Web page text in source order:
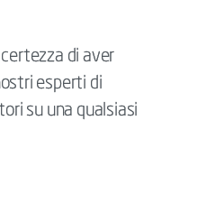
di aver
esperti di
su una qualsiasi